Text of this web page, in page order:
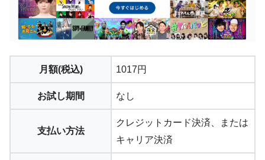
月額(税込) 1017円
お試し期間 なし
支払い方法
クレジットカード決済、または
キャリア決済